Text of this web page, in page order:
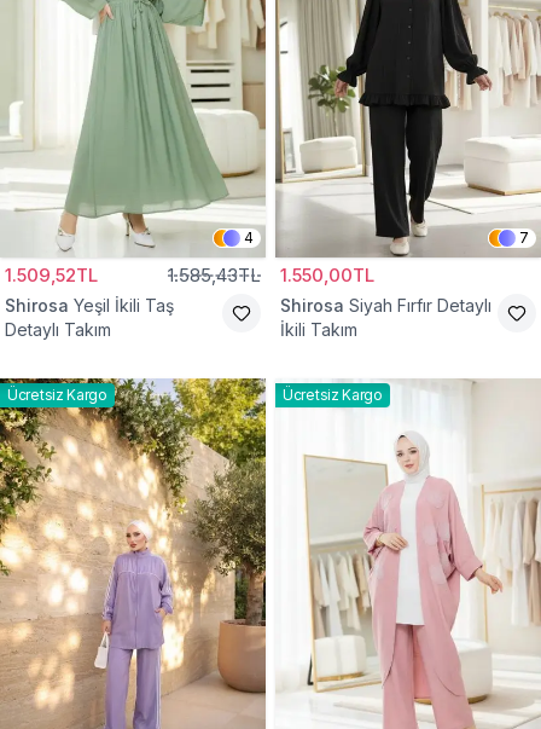
4
1.509,52TL 1.585,43TL
Shirosa Yeşil İkili Taş
Detaylı Takım
7
1.550,00TL
Shirosa Siyah Fırfır Detaylı
İkili Takım
Ücretsiz Kargo Ücretsiz Kargo